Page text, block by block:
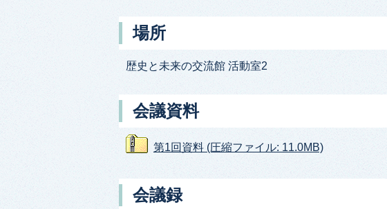
場所
歴史と未来の交流館 活動室2
会議資料
第1回資料 (圧縮ファイル: 11.0MB)
会議録